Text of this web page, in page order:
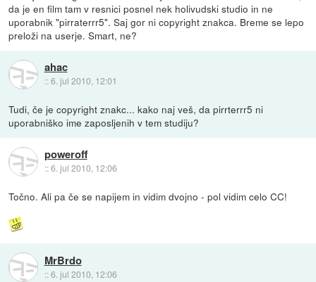
da je en film tam v resnici posnel nek holivudski studio in ne
uporabnik "pirraterrr5". Saj gor ni copyright znakca. Breme se lepo
preloži na userje. Smart, ne?
ahac
::6. jul 2010, 12:01
Tudi, če je copyright znakc... kako naj veš, da pirrterrr5 ni
uporabniško ime zaposljenih v tem studiju?
poweroff
::6. jul 2010, 12:06
Točno. Ali pa če se napijem in vidim dvojno - pol vidim celo CC!
MrBrdo
::6. jul 2010, 12:06